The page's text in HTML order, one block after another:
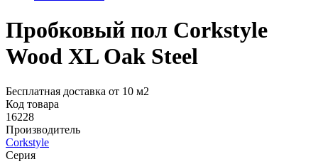
Пробковый пол Corkstyle
Wood XL Oak Steel
Бесплатная доставка от 10 м2
Код товара
16228
Производитель
Corkstyle
Серия